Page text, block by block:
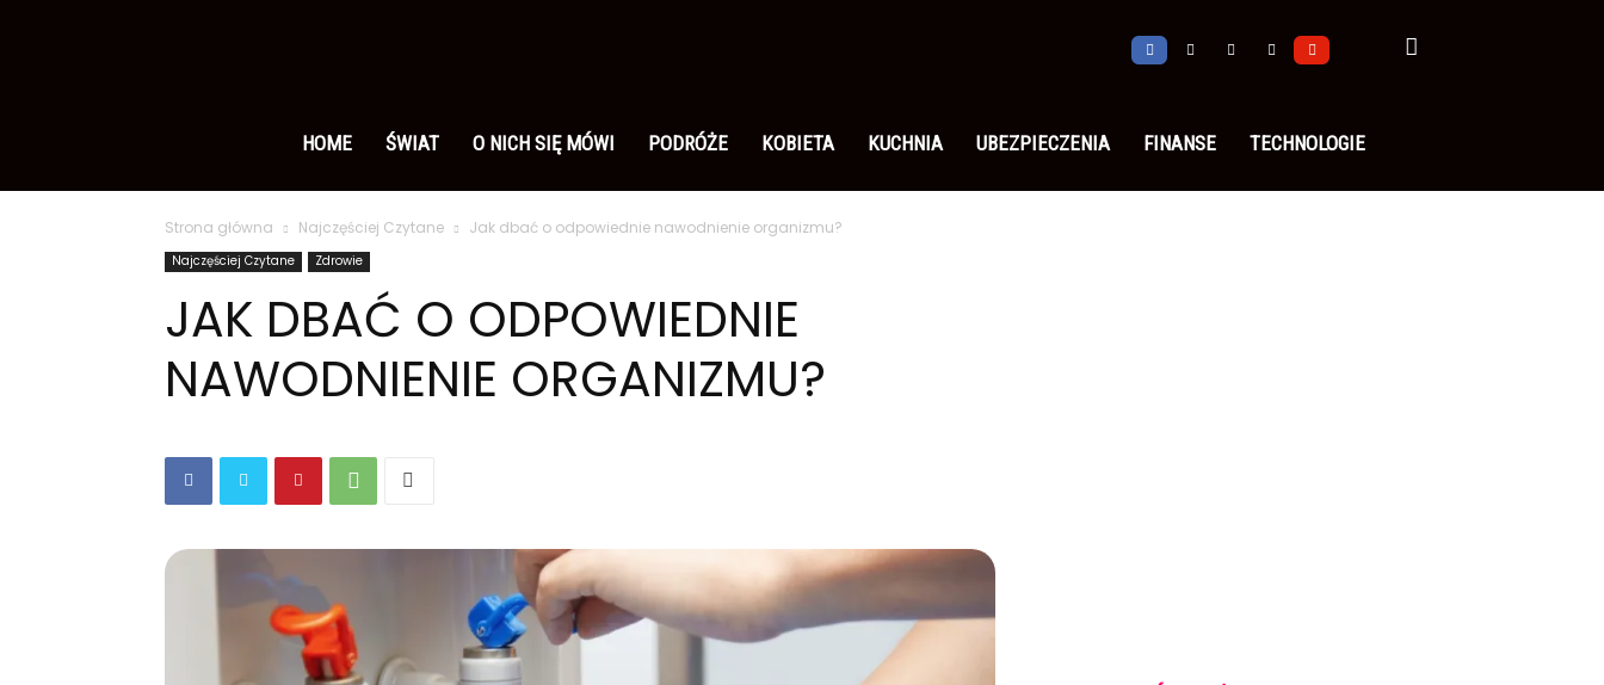
polsku
HOME ŚWIAT O NICH SIĘ MÓWI PODRÓŻE KOBIETA KUCHNIA UBEZPIECZENIA FINANSE TECHNOLOGIE
Strona główna Najczęściej Czytane Jak dbać o odpowiednie nawodnienie organizmu?
Najczęściej Czytane Zdrowie
JAK DBAĆ O ODPOWIEDNIE
NAWODNIENIE ORGANIZMU?